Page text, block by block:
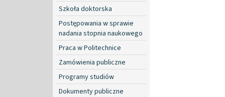
Szkoła doktorska
Postępowania w sprawie
nadania stopnia naukowego
Praca w Politechnice
Zamówienia publiczne
Programy studiów
Dokumenty publiczne